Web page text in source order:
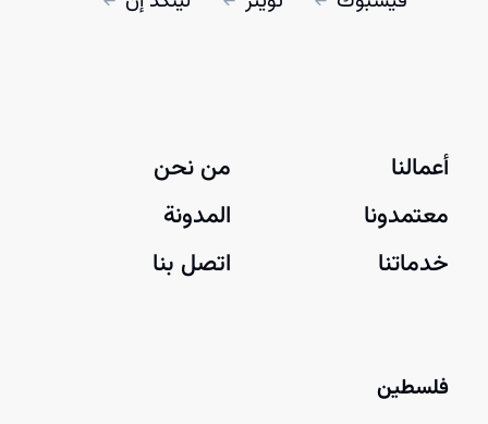
أعمالنا
معتمدونا
خدماتنا
من نحن
المدونة
اتصل بنا
فلسطين